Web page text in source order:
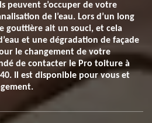
peuvent s’occuper de votre
de l’eau. Lors d’un long
gouttière ait un souci, et cela
et une dégradation de façade
le changement de votre
de contacter le Pro toiture à
Il est disponible pour vous et